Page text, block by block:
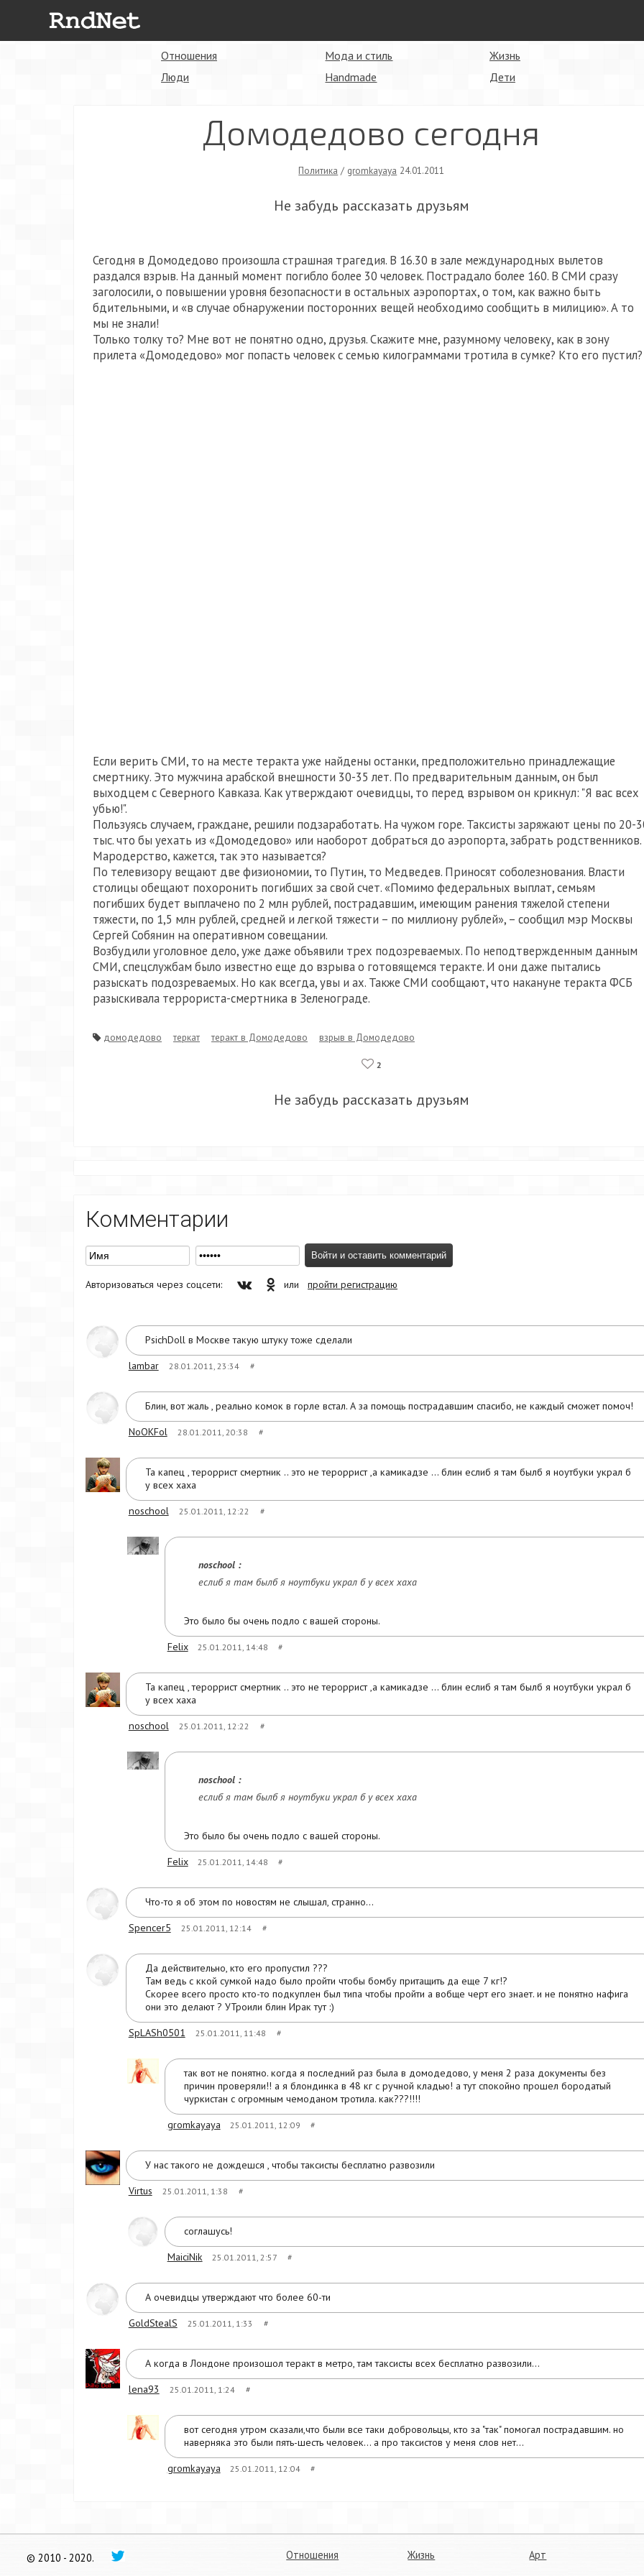
Отношения
Люди
Мода и стиль
Handmade
Жизнь
Дети
Домодедово сегодня
Политика / gromkayaya 24.01.2011
Не забудь рассказать друзьям
Сегодня в Домодедово произошла страшная трагедия. В 16.30 в зале международных вылетов
раздался взрыв. На данный момент погибло более 30 человек. Пострадало более 160. В СМИ сразу
заголосили, о повышении уровня безопасности в остальных аэропортах, о том, как важно быть
бдительными, и «в случае обнаружении посторонних вещей необходимо сообщить в милицию». А то
мы не знали!
Только толку то? Мне вот не понятно одно, друзья. Скажите мне, разумному человеку, как в зону
прилета «Домодедово» мог попасть человек с семью килограммами тротила в сумке? Кто его пустил?
Если верить СМИ, то на месте теракта уже найдены останки, предположительно принадлежащие
смертнику. Это мужчина арабской внешности 30-35 лет. По предварительным данным, он был
выходцем с Северного Кавказа. Как утверждают очевидцы, то перед взрывом он крикнул: "Я вас всех
убью!".
Пользуясь случаем, граждане, решили подзаработать. На чужом горе. Таксисты заряжают цены по 20-
тыс. что бы уехать из «Домодедово» или наоборот добраться до аэропорта, забрать родственников.
Мародерство, кажется, так это называется?
По телевизору вещают две физиономии, то Путин, то Медведев. Приносят соболезнования. Власти
столицы обещают похоронить погибших за свой счет. «Помимо федеральных выплат, семьям
погибших будет выплачено по 2 млн рублей, пострадавшим, имеющим ранения тяжелой степени
тяжести, по 1,5 млн рублей, средней и легкой тяжести – по миллиону рублей», – сообщил мэр Москвы
Сергей Собянин на оперативном совещании.
Возбудили уголовное дело, уже даже объявили трех подозреваемых. По неподтвержденным данным
СМИ, спецслужбам было известно еще до взрыва о готовящемся теракте. И они даже пытались
разыскать подозреваемых. Но как всегда, увы и ах. Также СМИ сообщают, что накануне теракта ФСБ
разыскивала террориста-смертника в Зеленограде.
домодедово теркат теракт в Домодедово взрыв в Домодедово
2
Не забудь рассказать друзьям
Комментарии
Авторизоваться через соцсети: или пройти регистрацию
PsichDoll в Москве такую штуку тоже сделали
lambar
28.01.2011, 23:34 #
Блин, вот жаль , реально комок в горле встал. А за помощь пострадавшим спасибо, не каждый сможет помоч!
NoOKFol
28.01.2011, 20:38 #
Та капец , тероррист смертник .. это не тероррист ,а камикадзе ... блин еслиб я там былб я ноутбуки украл б
у всех хаха
noschool
25.01.2011, 12:22 #
noschool :
еслиб я там былб я ноутбуки украл б у всех хаха
Это было бы очень подло с вашей стороны.
Felix
25.01.2011, 14:48 #
Та капец , тероррист смертник .. это не тероррист ,а камикадзе ... блин еслиб я там былб я ноутбуки украл б
у всех хаха
noschool
25.01.2011, 12:22 #
noschool :
еслиб я там былб я ноутбуки украл б у всех хаха
Это было бы очень подло с вашей стороны.
Felix
25.01.2011, 14:48 #
Что-то я об этом по новостям не слышал, странно...
Spencer5
25.01.2011, 12:14 #
Да действительно, кто его пропустил ???
Там ведь с ккой сумкой надо было пройти чтобы бомбу притащить да еще 7 кг!?
Скорее всего просто кто-то подкуплен был типа чтобы пройти а вобще черт его знает. и не понятно нафига
они это делают ? УТроили блин Ирак тут :)
SpLASh0501
25.01.2011, 11:48 #
так вот не понятно. когда я последний раз была в домодедово, у меня 2 раза документы без
причин проверяли!! а я блондинка в 48 кг с ручной кладью! а тут спокойно прошел бородатый
чуркистан с огромным чемоданом тротила. как???!!!!
gromkayaya
25.01.2011, 12:09 #
У нас такого не дождешся , чтобы таксисты бесплатно развозили
Virtus
25.01.2011, 1:38 #
соглашусь!
MaiciNik
25.01.2011, 2:57 #
А очевидцы утверждают что более 60-ти
GoldStealS
25.01.2011, 1:33 #
А когда в Лондоне произошол теракт в метро, там таксисты всех бесплатно развозили...
lena93
25.01.2011, 1:24 #
вот сегодня утром сказали,что были все таки добровольцы, кто за "так" помогал пострадавшим. но
наверняка это были пять-шесть человек... а про таксистов у меня слов нет...
gromkayaya
25.01.2011, 12:04 #
© 2010 - 2020. Отношения Жизнь Арт